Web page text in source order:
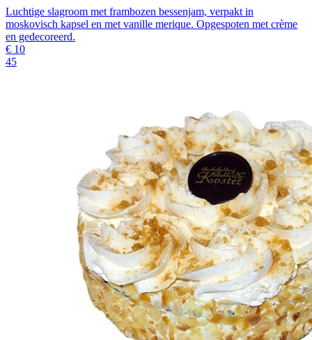
Luchtige slagroom met frambozen bessenjam, verpakt in
moskovisch kapsel en met vanille merique. Opgespoten met crème
en gedecoreerd.
€ 10
45